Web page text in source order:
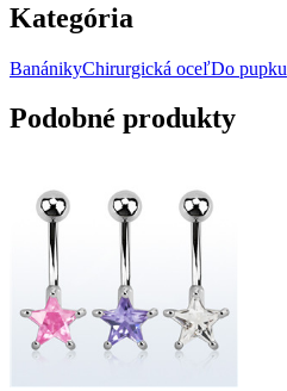
Kategória
BanánikyChirurgická oceľDo pupku
Podobné produkty